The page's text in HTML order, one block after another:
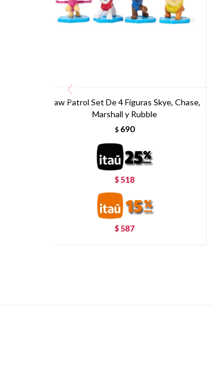
Paw Patrol Set De 4 Figuras Skye, Chase,
Marshall y Rubble
$ 690
$ 518
$ 587